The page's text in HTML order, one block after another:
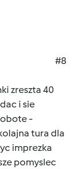
#8
zreszta 40
i sie
-
tura dla
imprezka
pomyslec